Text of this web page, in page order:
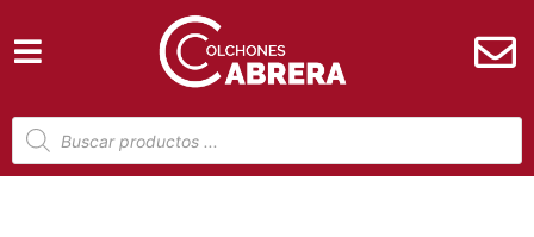
contenido
Búsqueda
de
productos